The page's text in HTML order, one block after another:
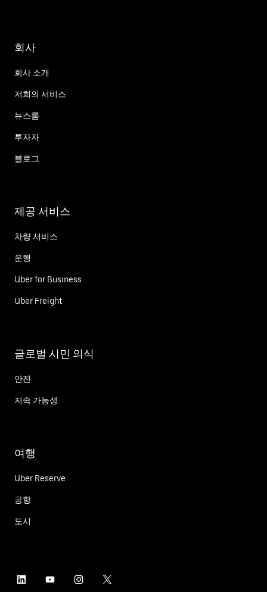
회사
회사 소개
저희의 서비스
뉴스룸
투자자
블로그
제공 서비스
차량 서비스
운행
Uber for Business
Uber Freight
글로벌 시민 의식
안전
지속 가능성
여행
Uber Reserve
공항
도시